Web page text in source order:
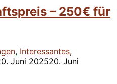
– 250€ für
, Interessantes,
Juni 202520. Juni